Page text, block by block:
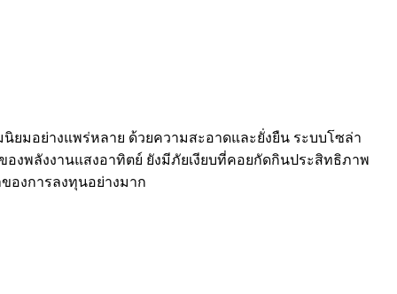
ยมอย่างแพร่หลาย ด้วยความสะอาดและยั่งยืน ระบบโซล่า
งพลังงานแสงอาทิตย์ ยังมีภัยเงียบที่คอยกัดกินประสิทธิภาพ
องการลงทุนอย่างมาก